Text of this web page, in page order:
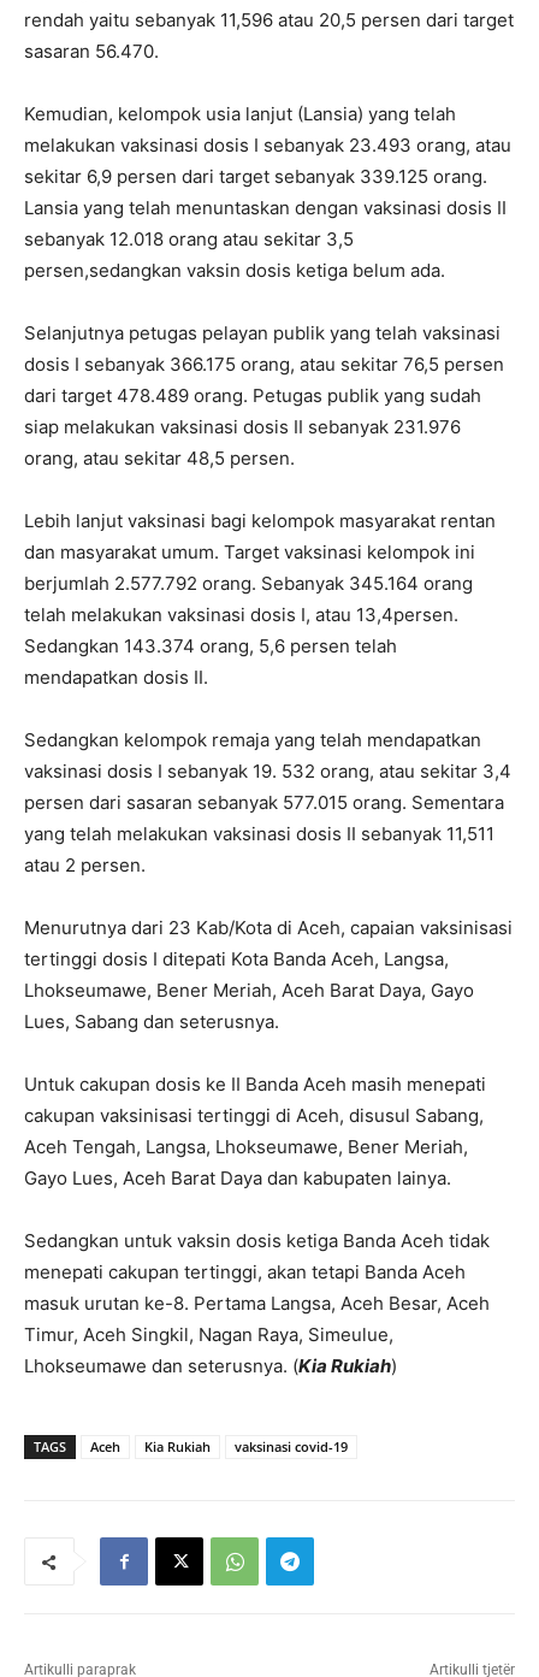
rendah yaitu sebanyak 11,596 atau 20,5 persen dari target
sasaran 56.470.
Kemudian, kelompok usia lanjut (Lansia) yang telah
melakukan vaksinasi dosis I sebanyak 23.493 orang, atau
sekitar 6,9 persen dari target sebanyak 339.125 orang.
Lansia yang telah menuntaskan dengan vaksinasi dosis II
sebanyak 12.018 orang atau sekitar 3,5
persen,sedangkan vaksin dosis ketiga belum ada.
Selanjutnya petugas pelayan publik yang telah vaksinasi
dosis I sebanyak 366.175 orang, atau sekitar 76,5 persen
dari target 478.489 orang. Petugas publik yang sudah
siap melakukan vaksinasi dosis II sebanyak 231.976
orang, atau sekitar 48,5 persen.
Lebih lanjut vaksinasi bagi kelompok masyarakat rentan
dan masyarakat umum. Target vaksinasi kelompok ini
berjumlah 2.577.792 orang. Sebanyak 345.164 orang
telah melakukan vaksinasi dosis I, atau 13,4persen.
Sedangkan 143.374 orang, 5,6 persen telah
mendapatkan dosis II.
Sedangkan kelompok remaja yang telah mendapatkan
vaksinasi dosis I sebanyak 19. 532 orang, atau sekitar 3,4
persen dari sasaran sebanyak 577.015 orang. Sementara
yang telah melakukan vaksinasi dosis II sebanyak 11,511
atau 2 persen.
Menurutnya dari 23 Kab/Kota di Aceh, capaian vaksinisasi
tertinggi dosis I ditepati Kota Banda Aceh, Langsa,
Lhokseumawe, Bener Meriah, Aceh Barat Daya, Gayo
Lues, Sabang dan seterusnya.
Untuk cakupan dosis ke II Banda Aceh masih menepati
cakupan vaksinisasi tertinggi di Aceh, disusul Sabang,
Aceh Tengah, Langsa, Lhokseumawe, Bener Meriah,
Gayo Lues, Aceh Barat Daya dan kabupaten lainya.
Sedangkan untuk vaksin dosis ketiga Banda Aceh tidak
menepati cakupan tertinggi, akan tetapi Banda Aceh
masuk urutan ke-8. Pertama Langsa, Aceh Besar, Aceh
Timur, Aceh Singkil, Nagan Raya, Simeulue,
Lhokseumawe dan seterusnya. (Kia Rukiah)
TAGS Aceh Kia Rukiah vaksinasi covid-19
Artikulli paraprak Artikulli tjetër